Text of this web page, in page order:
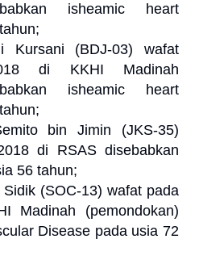
isheamic heart
Kursani (BDJ-03) wafat
di KKHI Madinah
isheamic heart
bin Jimin (JKS-35)
di RSAS disebabkan
56 tahun;
(SOC-13) wafat pada
Madinah (pemondokan)
Disease pada usia 72